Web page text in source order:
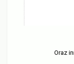
Oraz